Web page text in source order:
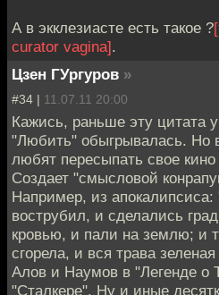
А в экклезиасте есть такое ?
curator vagina].
Цзен ГУргуров »
#34 | 11.07.11 20:00
Кажись, раньше эту цитата
"Любить" обыгрывалась. Но
любят пересыпать свое
Создает "смысловой
Например, из
вострубил, и сделались
кровью, и пали на землю; и
сгорела, и вся трава
Алов и Наумов в "Легенде о
"Сталкере". Ну и иные